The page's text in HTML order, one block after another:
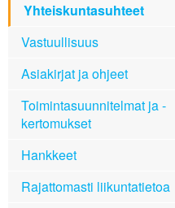
Yhteiskuntasuhteet
Vastuullisuus
Asiakirjat ja ohjeet
Toimintasuunnitelmat ja -
kertomukset
Hankkeet
Rajattomasti liikuntatietoa